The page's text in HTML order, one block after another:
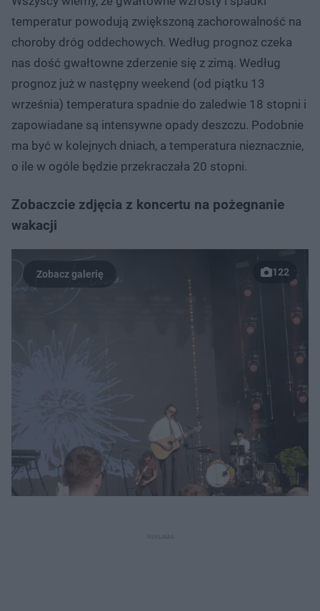
temperatur powodują zwiększoną zachorowalność na
choroby dróg oddechowych. Według prognoz czeka
nas dość gwałtowne zderzenie się z zimą. Według
prognoz już w następny weekend (od piątku 13
września) temperatura spadnie do zaledwie 18 stopni i
zapowiadane są intensywne opady deszczu. Podobnie
ma być w kolejnych dniach, a temperatura nieznacznie,
o ile w ogóle będzie przekraczała 20 stopni.
Zobaczcie zdjęcia z koncertu na pożegnanie
wakacji
122